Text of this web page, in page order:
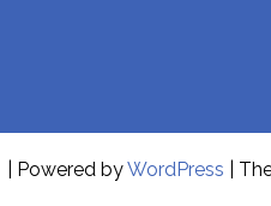
| Powered byWordPress |